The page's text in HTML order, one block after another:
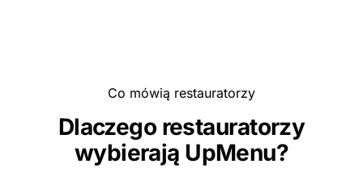
Co mówią restauratorzy
Dlaczego restauratorzy
wybierają UpMenu?